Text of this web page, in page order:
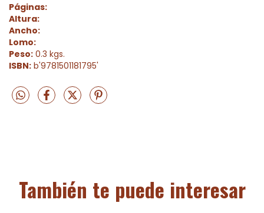
Páginas:
Altura:
Ancho:
Lomo:
Peso: 0.3 kgs.
ISBN: b'9781501181795'
También te puede interesar